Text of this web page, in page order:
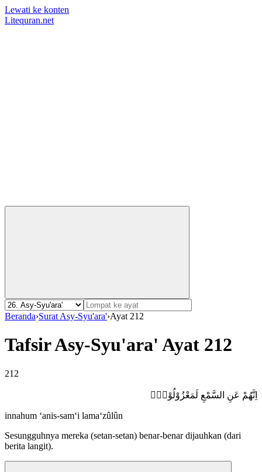
Lewati ke konten
Litequran.net
Beranda›Surat Asy-Syu'ara'›Ayat 212
Tafsir Asy-Syu'ara' Ayat 212
212
اِنَّهُمْ عَنِ السَّمْعِ لَمَعْزُوْلُوْنَۗ
innahum ‘anis-sam‘i lama‘zûlûn
Sesungguhnya mereka (setan-setan) benar-benar dijauhkan (dari
berita langit).